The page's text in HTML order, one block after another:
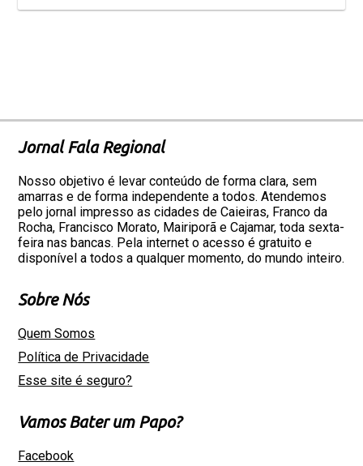
Jornal Fala Regional
Nosso objetivo é levar conteúdo de forma clara, sem
amarras e de forma independente a todos. Atendemos
pelo jornal impresso as cidades de Caieiras, Franco da
Rocha, Francisco Morato, Mairiporã e Cajamar, toda sexta-
feira nas bancas. Pela internet o acesso é gratuito e
disponível a todos a qualquer momento, do mundo inteiro.
Sobre Nós
Quem Somos
Política de Privacidade
Esse site é seguro?
Vamos Bater um Papo?
Facebook